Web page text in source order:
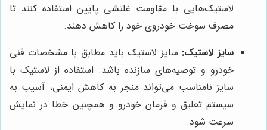
لاستیک‌هایی با مقاومت غلتشی پایین استفاده کنند تا
مصرف سوخت خودروی خود را کاهش دهند.
سایز لاستیک: سایز لاستیک باید مطابق با مشخصات فنی
خودرو و توصیه‌های سازنده باشد. استفاده از لاستیک با
سایز نامناسب می‌تواند منجر به کاهش ایمنی، آسیب به
سیستم تعلیق و فرمان خودرو و همچنین خطا در نمایش
سرعت شود.